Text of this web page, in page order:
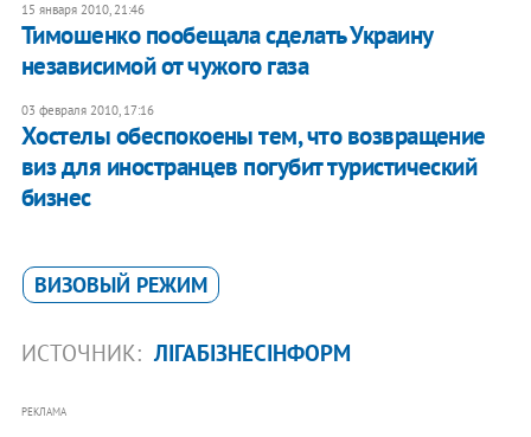
15 января 2010, 21:46
Тимошенко пообещала сделать Украину
независимой от чужого газа
03 февраля 2010, 17:16
Хостелы обеспокоены тем, что возвращение
виз для иностранцев погубит туристический
бизнес
ВИЗОВЫЙ РЕЖИМ
ИСТОЧНИК: ЛІГАБІЗНЕСІНФОРМ
РЕКЛАМА